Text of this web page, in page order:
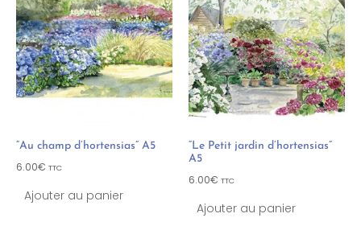
“Au champ d’hortensias” A5
6.00€ TTC
Ajouter au panier
“Le Petit jardin d’hortensias”
A5
6.00€ TTC
Ajouter au panier